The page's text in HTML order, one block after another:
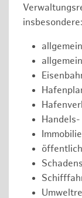
insbesondere: